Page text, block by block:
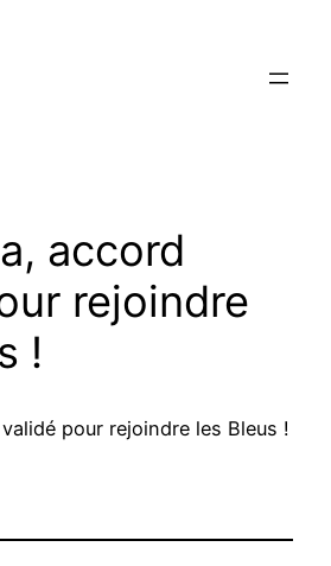
accord
rejoindre
!
pour rejoindre les Bleus !